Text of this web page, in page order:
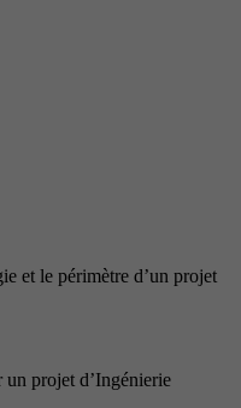
et le périmètre d’un projet
un projet d’Ingénierie